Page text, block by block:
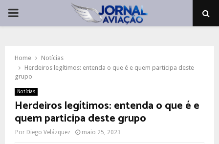
PRIMARY
Home
Notícias
Herdeiros legítimos: entenda o que é e quem participa deste
grupo
Notícias
Herdeiros legítimos: entenda o que é e
quem participa deste grupo
Por Diego Velázquez maio 25, 2023